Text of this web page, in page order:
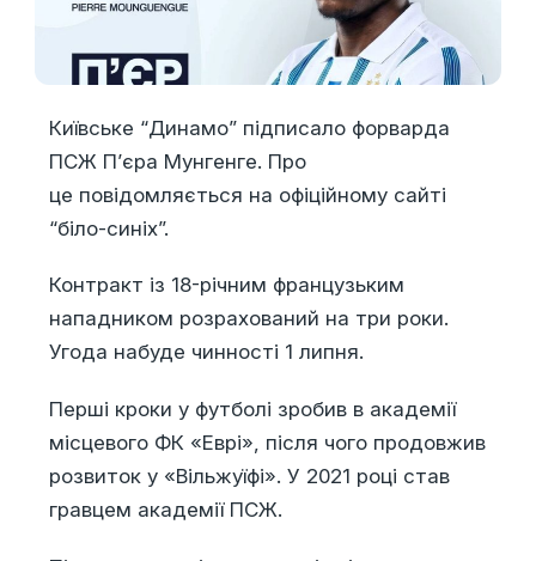
Київське “Динамо” підписало форварда
ПСЖ П’єра Мунгенге. Про
це повідомляється на офіційному сайті
“біло-синіх”.
Контракт із 18-річним французьким
нападником розрахований на три роки.
Угода набуде чинності 1 липня.
Перші кроки у футболі зробив в академії
місцевого ФК «Еврі», після чого продовжив
розвиток у «Вільжуїфі». У 2021 році став
гравцем академії ПСЖ.